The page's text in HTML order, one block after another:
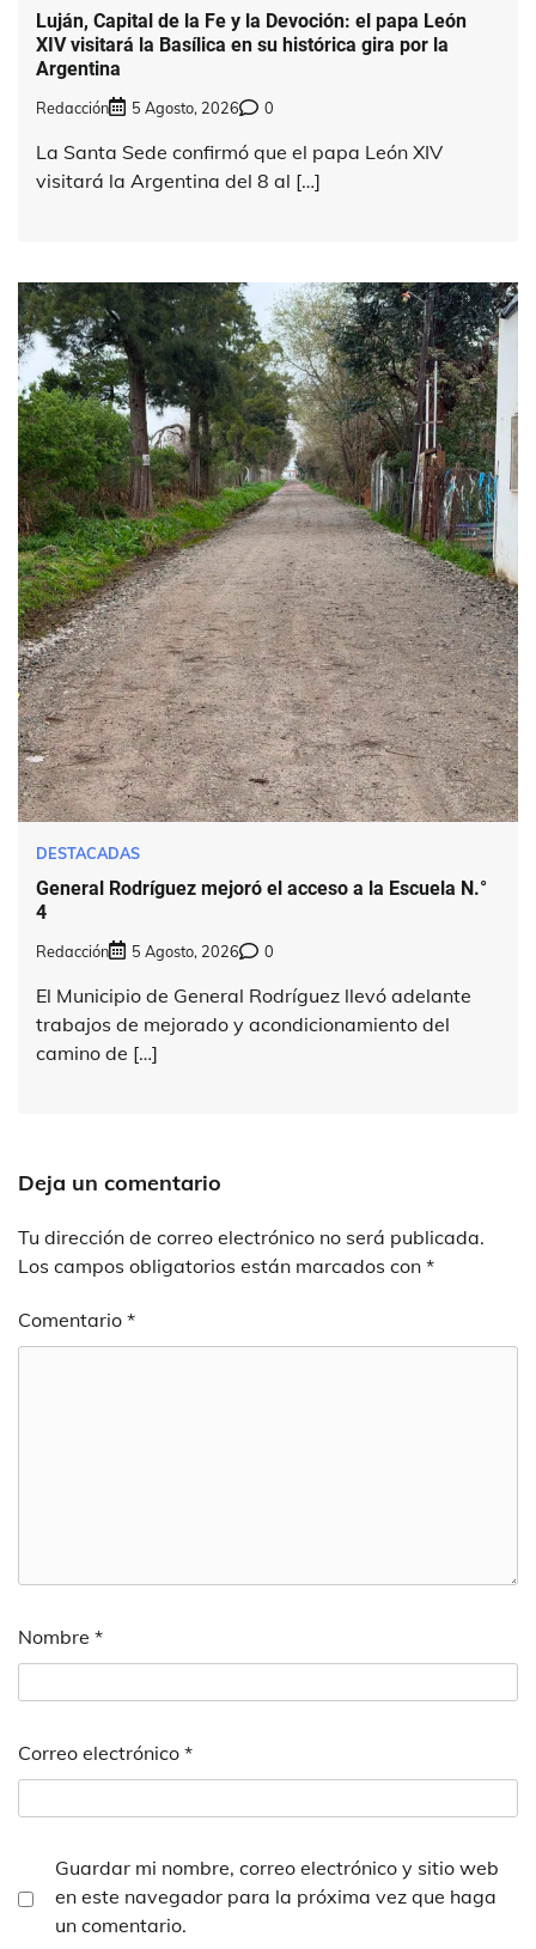
Luján, Capital de la Fe y la Devoción: el papa León
XIV visitará la Basílica en su histórica gira por la
Argentina
Redacción 5 Agosto, 2026 0
La Santa Sede confirmó que el papa León XIV
visitará la Argentina del 8 al […]
DESTACADAS
General Rodríguez mejoró el acceso a la Escuela N.°
4
Redacción 5 Agosto, 2026 0
El Municipio de General Rodríguez llevó adelante
trabajos de mejorado y acondicionamiento del
camino de […]
Deja un comentario
Tu dirección de correo electrónico no será publicada.
Los campos obligatorios están marcados con *
Comentario *
Nombre *
Correo electrónico *
Guardar mi nombre, correo electrónico y sitio web
en este navegador para la próxima vez que haga
un comentario.